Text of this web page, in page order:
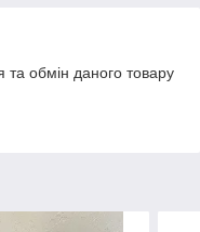
обмін даного товару